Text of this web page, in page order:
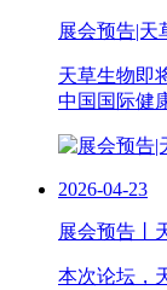
展会预告|天
天草生物即
中国国际健
2026-04-23
展会预告丨
本次论坛，